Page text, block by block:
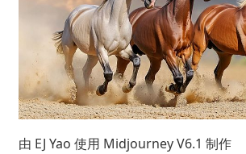
由 EJ Yao 使用 Midjourney V6.1 制作